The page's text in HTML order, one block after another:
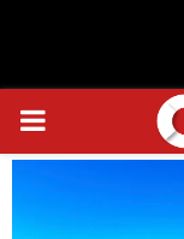
PRIMARY